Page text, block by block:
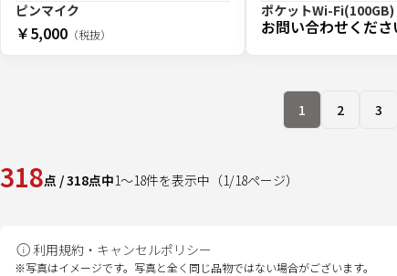
ピンマイク
￥5,000 （税抜）
ポケットWi-Fi(100GB)
お問い合わせくださ
1 2 3
318点 /318点中1～18件を表示中 （1/18ページ）
利用規約・キャンセルポリシー
※写真はイメージです。写真と全く同じ品物ではない場合がございます。